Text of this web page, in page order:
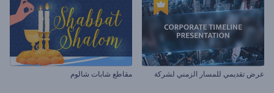
عرض تقديمي للمسار الزمني لشركة مقاطع شابات شالوم